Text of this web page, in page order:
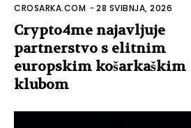
CROSARKA.COM -28 SVIBNJA, 2026
Crypto4me najavljuje
partnerstvo s elitnim
europskim košarkaškim
klubom